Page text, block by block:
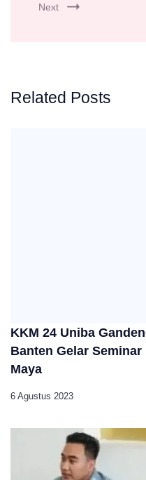
Next
Related Posts
KKM 24 Uniba
Banten Gelar
Maya
6 Agustus 2023